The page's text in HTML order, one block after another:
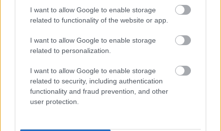
I want to allow Google to enable storage
related to functionality of the website or app.
I want to allow Google to enable storage
related to personalization.
I want to allow Google to enable storage
related to security, including authentication
functionality and fraud prevention, and other
user protection.